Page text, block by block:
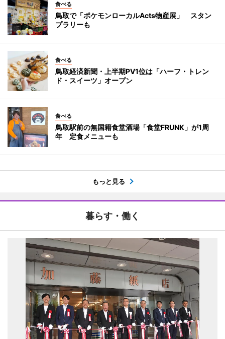
食べる
鳥取で「ポケモンローカルActs物産展」 スタン
プラリーも
食べる
鳥取経済新聞・上半期PV1位は「ハーフ・トレン
ド・スイーツ」オープン
食べる
鳥取駅前の無国籍食堂酒場「食堂FRUNK」が1周
年 定食メニューも
もっと見る
暮らす・働く